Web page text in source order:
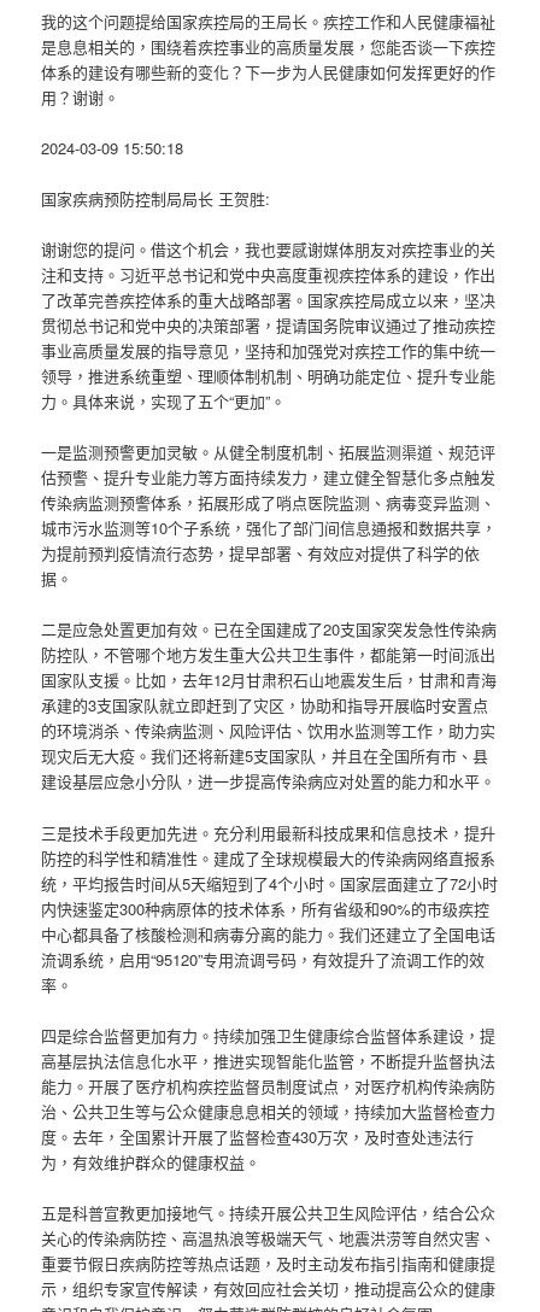
我的这个问题提给国家疾控局的王局长。疾控工作和人民健康福祉
是息息相关的，围绕着疾控事业的高质量发展，您能否谈一下疾控
体系的建设有哪些新的变化？下一步为人民健康如何发挥更好的作
用？谢谢。
2024-03-09 15:50:18
国家疾病预防控制局局长 王贺胜:
谢谢您的提问。借这个机会，我也要感谢媒体朋友对疾控事业的关
注和支持。习近平总书记和党中央高度重视疾控体系的建设，作出
了改革完善疾控体系的重大战略部署。国家疾控局成立以来，坚决
贯彻总书记和党中央的决策部署，提请国务院审议通过了推动疾控
事业高质量发展的指导意见，坚持和加强党对疾控工作的集中统一
领导，推进系统重塑、理顺体制机制、明确功能定位、提升专业能
力。具体来说，实现了五个“更加”。
一是监测预警更加灵敏。从健全制度机制、拓展监测渠道、规范评
估预警、提升专业能力等方面持续发力，建立健全智慧化多点触发
传染病监测预警体系，拓展形成了哨点医院监测、病毒变异监测、
城市污水监测等10个子系统，强化了部门间信息通报和数据共享，
为提前预判疫情流行态势，提早部署、有效应对提供了科学的依
据。
二是应急处置更加有效。已在全国建成了20支国家突发急性传染病
防控队，不管哪个地方发生重大公共卫生事件，都能第一时间派出
国家队支援。比如，去年12月甘肃积石山地震发生后，甘肃和青海
承建的3支国家队就立即赶到了灾区，协助和指导开展临时安置点
的环境消杀、传染病监测、风险评估、饮用水监测等工作，助力实
现灾后无大疫。我们还将新建5支国家队，并且在全国所有市、县
建设基层应急小分队，进一步提高传染病应对处置的能力和水平。
三是技术手段更加先进。充分利用最新科技成果和信息技术，提升
防控的科学性和精准性。建成了全球规模最大的传染病网络直报系
统，平均报告时间从5天缩短到了4个小时。国家层面建立了72小时
内快速鉴定300种病原体的技术体系，所有省级和90%的市级疾控
中心都具备了核酸检测和病毒分离的能力。我们还建立了全国电话
流调系统，启用“95120”专用流调号码，有效提升了流调工作的效
率。
四是综合监督更加有力。持续加强卫生健康综合监督体系建设，提
高基层执法信息化水平，推进实现智能化监管，不断提升监督执法
能力。开展了医疗机构疾控监督员制度试点，对医疗机构传染病防
治、公共卫生等与公众健康息息相关的领域，持续加大监督检查力
度。去年，全国累计开展了监督检查430万次，及时查处违法行
为，有效维护群众的健康权益。
五是科普宣教更加接地气。持续开展公共卫生风险评估，结合公众
关心的传染病防控、高温热浪等极端天气、地震洪涝等自然灾害、
重要节假日疾病防控等热点话题，及时主动发布指引指南和健康提
示，组织专家宣传解读，有效回应社会关切，推动提高公众的健康